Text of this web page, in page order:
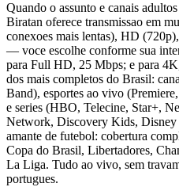
Quando o assunto e canais
Biratan oferece transmissao em
conexoes mais lentas), HD
— voce escolhe conforme sua
para Full HD, 25 Mbps; e para
dos mais completos do Brasil:
Band), esportes ao vivo
e series (HBO, Telecine, Star+,
Network, Discovery Kids, Disney
amante de futebol: cobertura
Copa do Brasil, Libertadores,
La Liga. Tudo ao vivo, sem
portugues.